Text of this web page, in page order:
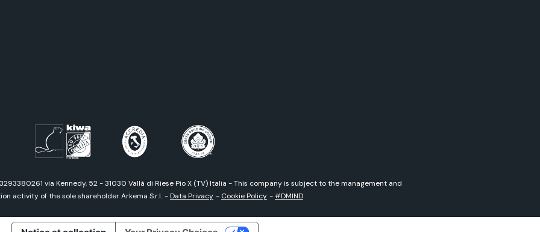
via Kennedy, 52 - 31030 Vallà di Riese Pio X (TV) Italia - This company is subject to the management and
activity of the sole shareholder Arkema S.r.l. -Data Privacy - Cookie Policy -#DMIND